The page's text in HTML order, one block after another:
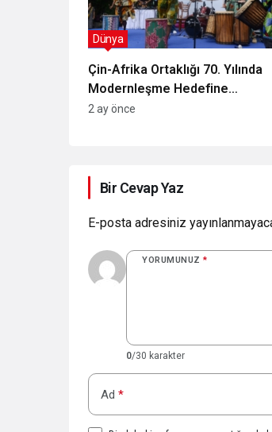
Çin-Afrika Ortaklığı 70. Yılında
Modernleşme Hedefine
Odaklanıyor
Dünya
2 ay önce
Bir Cevap Yaz
E-posta adresiniz
YORUMUNUZ *
0/30 karakter
Ad *